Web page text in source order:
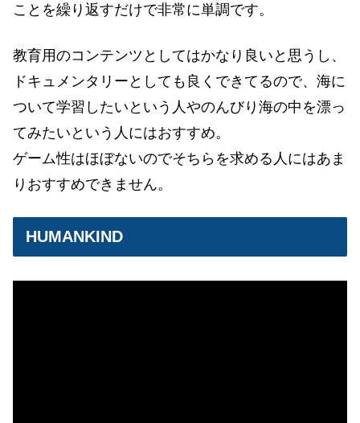
ことを繰り返すだけで非常に単調です。
教育用のコンテンツとしてはかなり良いと思うし、
ドキュメンタリーとしても良くできてるので、海に
ついて学習したいという人やのんびり海の中を漂っ
てみたいという人にはおすすめ。
ゲーム性はほぼないのでそちらを求める人にはあま
りおすすめできません。
HUMANKIND